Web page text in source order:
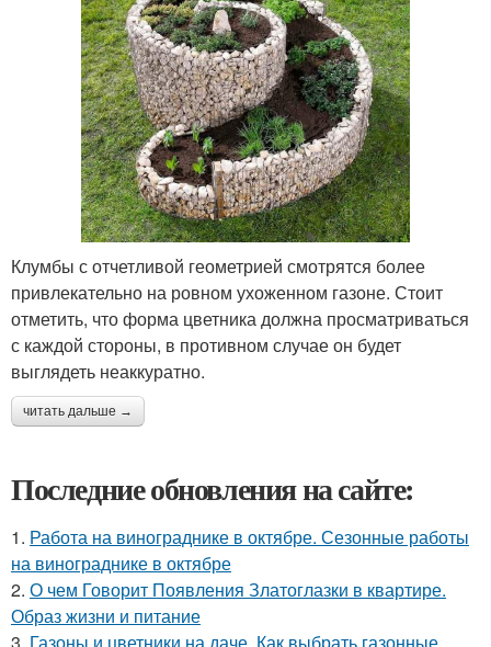
Клумбы с отчетливой геометрией смотрятся более
привлекательно на ровном ухоженном газоне. Стоит
отметить, что форма цветника должна просматриваться
с каждой стороны, в противном случае он будет
выглядеть неаккуратно.
читать дальше →
Последние обновления на сайте:
1. Работа на винограднике в октябре. Сезонные работы
на винограднике в октябре
2. О чем Говорит Появления Златоглазки в квартире.
Образ жизни и питание
3. Газоны и цветники на даче. Как выбрать газонные